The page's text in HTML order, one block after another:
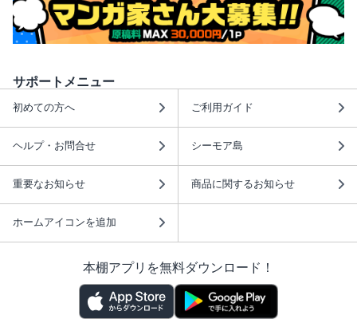
サポートメニュー
初めての方へ ご利用ガイド
ヘルプ・お問合せ シーモア島
重要なお知らせ 商品に関するお知らせ
ホームアイコンを追加
本棚アプリを無料ダウンロード！